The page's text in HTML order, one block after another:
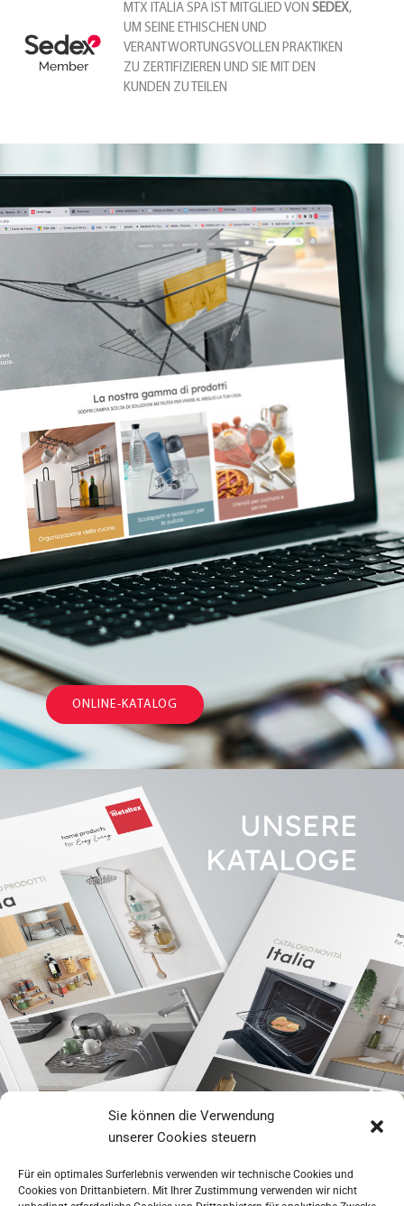
Sie können die Verwendung
unserer Cookies steuern
Für ein optimales Surferlebnis verwenden wir technische Cookies und
Cookies von Drittanbietern. Mit Ihrer Zustimmung verwenden wir nicht
MTX ITALIA SPA IST MITGLIED VON SEDEX,
UM SEINE ETHISCHEN UND
VERANTWORTUNGSVOLLEN PRAKTIKEN
ZU ZERTIFIZIEREN UND SIE MIT DEN
KUNDEN ZU TEILEN
ONLINE-KATALOG
UNSERE
KATALOGE
GESAMTKATALOG
NEUHEITEN 2026